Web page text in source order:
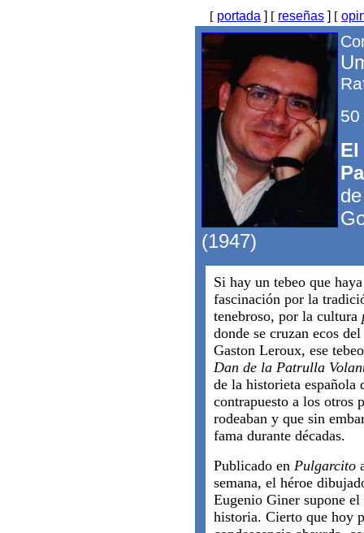
[ portada ] [ reseñas ] [
El
(1947)
Si hay un tebeo que
fascinación por la
tenebroso, por la cultura
donde se cruzan ecos
Gaston Leroux, ese
Dan de la Patrulla
de la historieta española
contrapuesto a los otros
rodeaban y que sin
fama durante décadas.
Publicado en Pulgarcito
semana, el héroe
Eugenio Giner supone
historia. Cierto que hoy